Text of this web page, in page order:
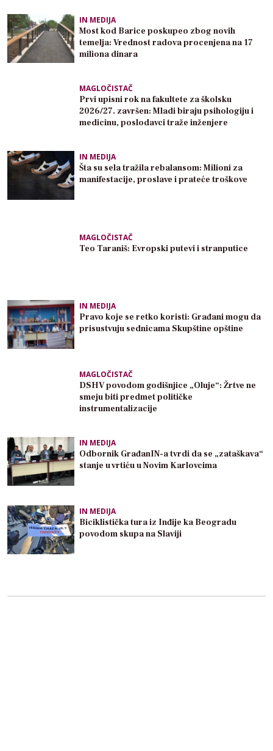
IN MEDIJA
Most kod Barice poskupeo zbog novih
temelja: Vrednost radova procenjena na 17
miliona dinara
MAGLOČISTAČ
Prvi upisni rok na fakultete za školsku
2026/27. završen: Mladi biraju psihologiju i
medicinu, poslodavci traže inženjere
IN MEDIJA
Šta su sela tražila rebalansom: Milioni za
manifestacije, proslave i prateće troškove
MAGLOČISTAČ
Teo Taraniš: Evropski putevi i stranputice
IN MEDIJA
Pravo koje se retko koristi: Građani mogu da
prisustvuju sednicama Skupštine opštine
MAGLOČISTAČ
DSHV povodom godišnjice „Oluje“: Žrtve ne
smeju biti predmet političke
instrumentalizacije
IN MEDIJA
Odbornik GrađanIN-a tvrdi da se „zataškava“
stanje u vrtiću u Novim Karlovcima
IN MEDIJA
Biciklistička tura iz Inđije ka Beogradu
povodom skupa na Slaviji